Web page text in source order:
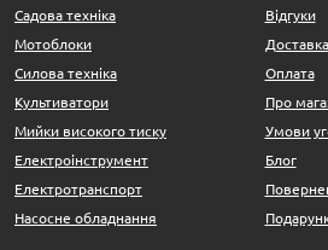
Садова техніка
Мотоблоки
Силова техніка
Культиватори
Мийки високого тиску
Електроінструмент
Електротранспорт
Насосне обладнання
Відгуки
Доставка
Оплата
Про
Умови
Блог